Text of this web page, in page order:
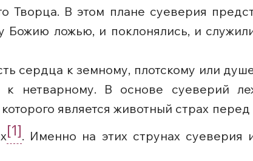
Творца. В этом плане суеверия
Божию ложью, и поклонялись, и
сердца к земному, плотскому или
нетварному. В основе суеверий
является животный страх
[1]. Именно на этих струнах